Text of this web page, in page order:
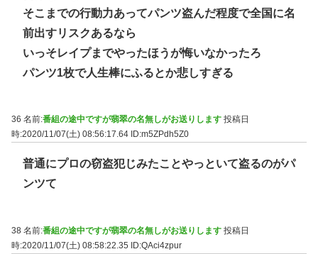
そこまでの行動力あってパンツ盗んだ程度で全国に名
前出すリスクあるなら
いっそレイプまでやったほうが悔いなかったろ
パンツ1枚で人生棒にふるとか悲しすぎる
36 名前:番組の途中ですが翡翠の名無しがお送りします 投稿日
時:2020/11/07(土) 08:56:17.64 ID:m5ZPdh5Z0
普通にプロの窃盗犯じみたことやっといて盗るのがパ
ンツて
38 名前:番組の途中ですが翡翠の名無しがお送りします 投稿日
時:2020/11/07(土) 08:58:22.35 ID:QAci4zpur